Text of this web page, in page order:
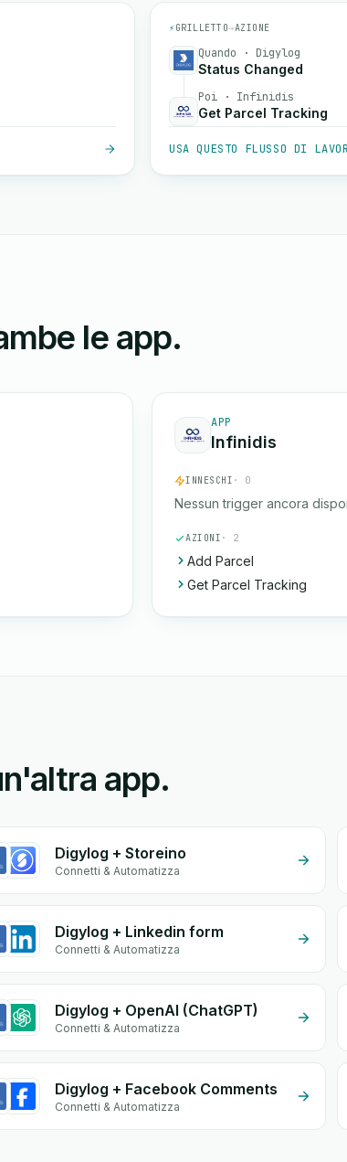
⚡ GRILLETTO→AZIONE
Quando · Digylog
Status Changed
Poi · Infinidis
Get Parcel Tracking
USA QUESTO FLUSSO DI
le app.
APP
Infinidis
INNESCHI · 0
Nessun trigger ancora
AZIONI · 2
Add Parcel
Get Parcel Tracking
app.
Digylog + Storeino
Connetti & Automatizza
Digylog + Linkedin form
Connetti & Automatizza
Digylog + OpenAI (ChatGPT)
Connetti & Automatizza
Digylog + Facebook Comments
Connetti & Automatizza